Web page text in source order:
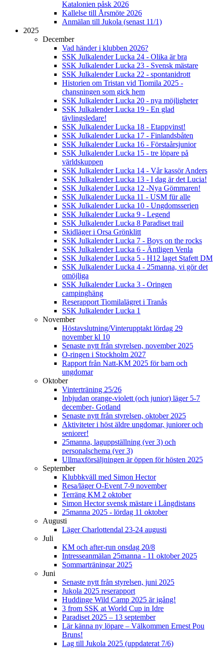
Katalonien påsk 2026
Kallelse till Årsmöte 2026
Anmälan till Jukola (senast 11/1)
2025
December
Vad händer i klubben 2026?
SSK Julkalender Lucka 24 - Olika är bra
SSK Julkalender Lucka 23 - Svensk mästare
SSK Julkalender Lucka 22 - spontanidrott
Historien om Tristan vid Tiomila 2025 -
chansningen som gick hem
SSK Julkalender Lucka 20 - nya möjligheter
SSK Julkalender Lucka 19 - En glad
tävlingsledare!
SSK Julkalender Lucka 18 - Etappvinst!
SSK Julkalender Lucka 17 - Finlandsbåten
SSK Julkalender Lucka 16 - Förstaårsjunior
SSK Julkalender Lucka 15 - tre löpare på
världskuppen
SSK Julkalender Lucka 14 - Vår kassör Anders
SSK Julkalender Lucka 13 - I dag är det Lucia!
SSK Julkalender Lucka 12 -Nya Gömmaren!
SSK Julkalender Lucka 11 - USM für alle
SSK Julkalender Lucka 10 - Ungdomsserien
SSK Julkalender Lucka 9 - Legend
SSK Julkalender Lucka 8 Paradiset trail
Skidläger i Orsa Grönklitt
SSK Julkalender Lucka 7 - Boys on the rocks
SSK Julkalender Lucka 6 - Äntligen Venla
SSK Julkalender Lucka 5 - H12 laget Stafett DM
SSK Julkalender Lucka 4 - 25manna, vi gör det
omöjliga
SSK Julkalender Lucka 3 - Oringen
campinghäng
Reserapport Tiomilalägret i Tranås
SSK Julkalender Lucka 1
November
Höstavslutning/Vinterupptakt lördag 29
november kl 10
Senaste nytt från styrelsen, november 2025
O-ringen i Stockholm 2027
Rapport från Natt-KM 2025 för barn och
ungdomar
Oktober
Vinterträning 25/26
Inbjudan orange-violett (och junior) läger 5-7
december- Gotland
Senaste nytt från styrelsen, oktober 2025
Aktiviteter i höst äldre ungdomar, juniorer och
seniorer!
25manna, laguppställning (ver 3) och
personalschema (ver 3)
Ullmaxförsäljningen är öppen för hösten 2025
September
Klubbkväll med Simon Hector
Resa/läger O-Event 7-9 november
Terräng KM 2 oktober
Simon Hector svensk mästare i Långdistans
25manna 2025 - lördag 11 oktober
Augusti
Läger Charlottendal 23-24 augusti
Juli
KM och after-run onsdag 20/8
Intresseanmälan 25manna - 11 oktober 2025
Sommarträningar 2025
Juni
Senaste nytt från styrelsen, juni 2025
Jukola 2025 reserapport
Huddinge Wild Camp 2025 är igång!
3 from SSK at World Cup in Idre
Paradiset 2025 – 13 september
Lär känna ny löpare – Välkommen Ernest Pou
Bruns!
Lag till Jukola 2025 (uppdaterat 7/6)